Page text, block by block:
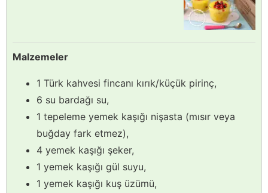
Malzemeler
1 Türk kahvesi fincanı kırık/küçük pirinç,
6 su bardağı su,
1 tepeleme yemek kaşığı nişasta (mısır veya
buğday fark etmez),
4 yemek kaşığı şeker,
1 yemek kaşığı gül suyu,
1 yemek kaşığı kuş üzümü,